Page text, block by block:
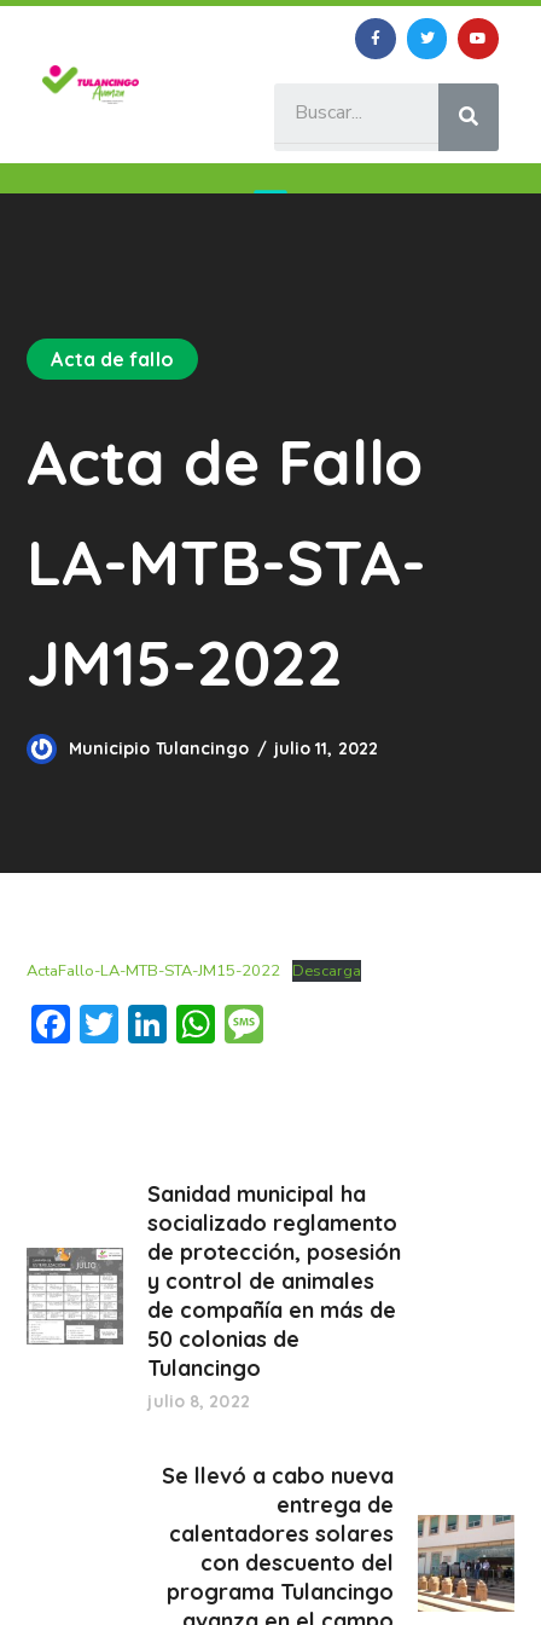
Acta de fallo
Acta de Fallo
LA-MTB-STA-
JM15-2022
Municipio Tulancingo julio 11, 2022
ActaFallo-LA-MTB-STA-JM15-2022 Descarga
Facebook
Twitter
LinkedIn
WhatsApp
Sanidad municipal ha
socializado reglamento
de protección, posesión
y control de animales
de compañía en más de
50 colonias de
Tulancingo
julio 8, 2022
Se llevó a cabo nueva
entrega de
calentadores solares
con descuento del
programa Tulancingo